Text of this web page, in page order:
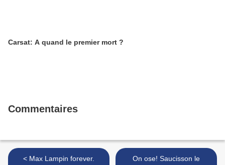
Carsat: A quand le premier mort ?
Commentaires
< Max Lampin forever.
On ose! Saucisson le